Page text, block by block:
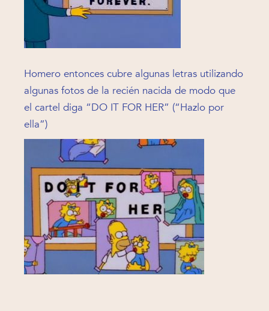
Homero entonces cubre algunas letras utilizando
algunas fotos de la recién nacida de modo que
el cartel diga “DO IT FOR HER” (“Hazlo por
ella”)